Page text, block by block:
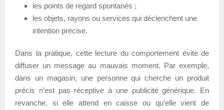
les points de regard spontanés ;
les objets, rayons ou services qui déclenchent une
intention précise.
Dans la pratique, cette lecture du comportement évite de
diffuser un message au mauvais moment. Par exemple,
dans un magasin, une personne qui cherche un produit
précis n’est pas réceptive à une publicité générique. En
revanche, si elle attend en caisse ou qu’elle vient de